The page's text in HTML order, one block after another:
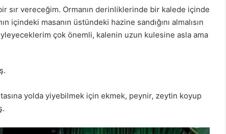
sır vereceğim. Ormanın derinliklerinde bir kalede içinde
içindeki masanın üstündeki hazine sandığını almalısın
çok önemli, kalenin uzun kulesine asla ama
yolda yiyebilmek için ekmek, peynir, zeytin koyup